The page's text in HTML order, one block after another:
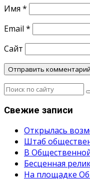
Имя *
Email *
Сайт
Свежие записи
Открылась
Штаб
В
Бесценная
На площадке